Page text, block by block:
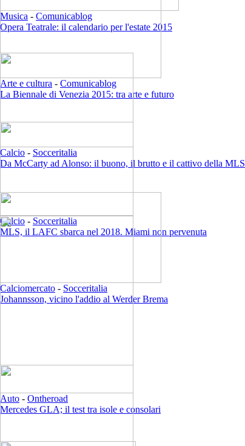
Musica - Comunicablog
Opera Teatrale: il calendario per l'estate 2015
Arte e cultura - Comunicablog
La Biennale di Venezia 2015: tra arte e futuro
Calcio - Socceritalia
Da McCarty ad Alonso: il buono, il brutto e il cattivo della MLS
Calcio - Socceritalia
MLS, il LAFC sbarca nel 2018. Miami non pervenuta
Calciomercato - Socceritalia
Johannsson, vicino l'addio al Werder Brema
Auto - Ontheroad
Mercedes GLA; il test tra isole e consolari